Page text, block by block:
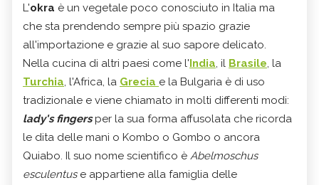
L'okra è un vegetale poco conosciuto in Italia ma
che sta prendendo sempre più spazio grazie
all'importazione e grazie al suo sapore delicato.
Nella cucina di altri paesi come l'India, il Brasile, la
Turchia, l'Africa, la Grecia e la Bulgaria è di uso
tradizionale e viene chiamato in molti differenti modi:
lady's fingersper la sua forma affusolata che ricorda
le dita delle mani o Kombo o Gombo o ancora
Quiabo. Il suo nome scientifico è Abelmoschus
esculentuse appartiene alla famiglia delle